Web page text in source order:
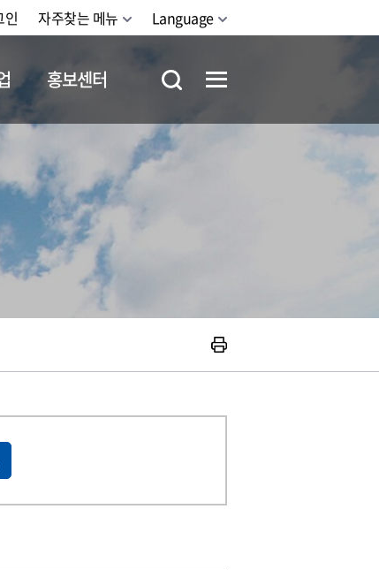
인 자주찾는 메뉴 Language
홍보센터